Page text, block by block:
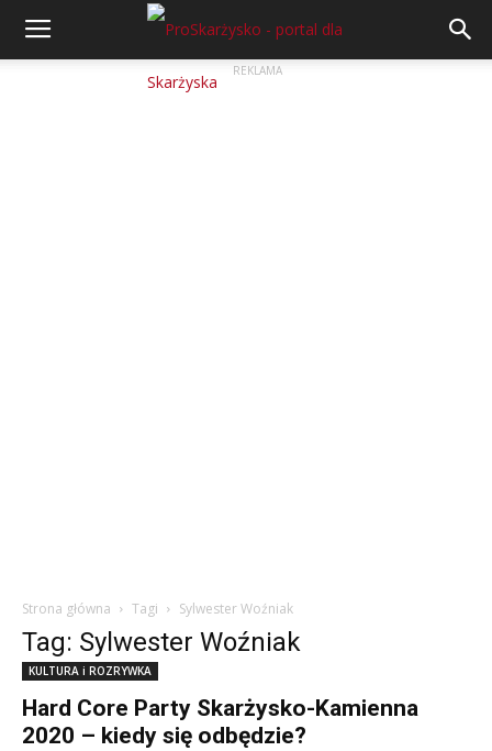
REKLAMA
Strona główna Tagi Sylwester Woźniak
Tag: Sylwester Woźniak
KULTURA i ROZRYWKA
Hard Core Party Skarżysko-Kamienna
2020 – kiedy się odbędzie?